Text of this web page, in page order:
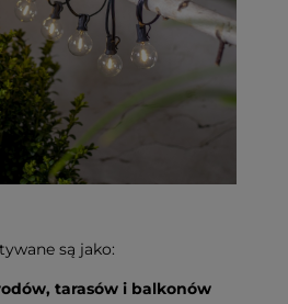
są jako:
tarasów i balkonów